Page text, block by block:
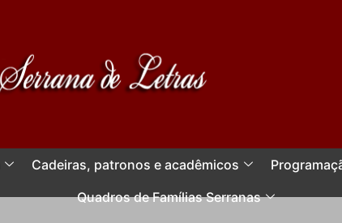
Cadeiras, patronos e acadêmicos
Quadros de Famílias Serranas